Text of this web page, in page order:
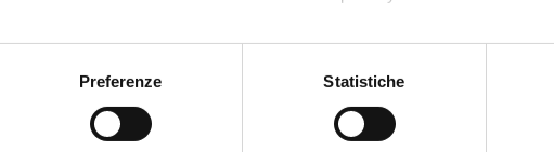
anche:
sulla tua posizione geografica, con un'approssimazione di qualche
Preferenze Statistiche